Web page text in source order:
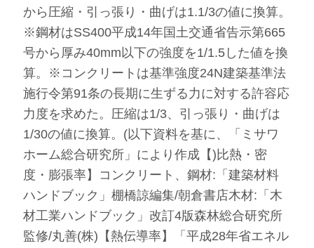
から圧縮・引っ張り・曲げは1.1/3の値に換算。
※鋼材はSS400平成14年国土交通省告示第665
号から厚み40mm以下の強度を1/1.5した値を換
算。※コンクリートは基準強度24N建築基準法
施行令第91条の長期に生ずる力に対する許容応
力度を求めた。圧縮は1/3、引っ張り・曲げは
1/30の値に換算。(以下資料を基に、「ミサワ
ホーム総合研究所」により作成【)比熱・密
度・膨張率】コンクリート、鋼材:「建築材料
ハンドブック」棚橋諒編集/朝倉書店木材:「木
材工業ハンドブック」改訂4版森林総合研究所
監修/丸善(株)【熱伝導率】「平成28年省エネル